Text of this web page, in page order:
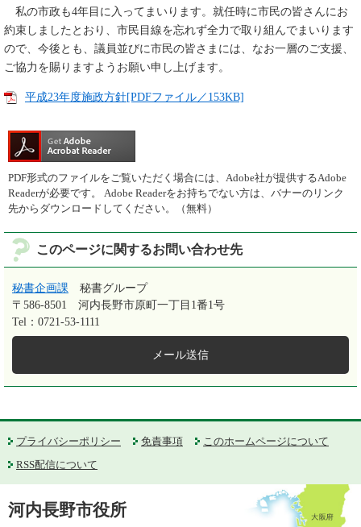
私の市政も4年目に入ってまいります。就任時に市民の皆さんにお
約束しましたとおり、市民目線を忘れず全力で取り組んでまいります
ので、今後とも、議員並びに市民の皆さまには、なお一層のご支援、
ご協力を賜りますようお願い申し上げます。
平成23年度施政方針[PDFファイル／153KB]
PDF形式のファイルをご覧いただく場合には、Adobe社が提供するAdobe
Readerが必要です。
Adobe Readerをお持ちでない方は、バナーのリンク
先からダウンロードしてください。（無料）
このページに関するお問い合わせ先
秘書企画課
秘書グループ
〒586-8501
河内長野市原町一丁目1番1号
Tel：0721-53-1111
メール送信
プライバシーポリシー 免責事項
このホームページについて
RSS配信について
河内長野市役所